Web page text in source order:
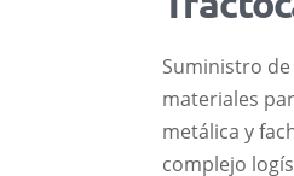
Suministro
materiales
metálica y
complejo